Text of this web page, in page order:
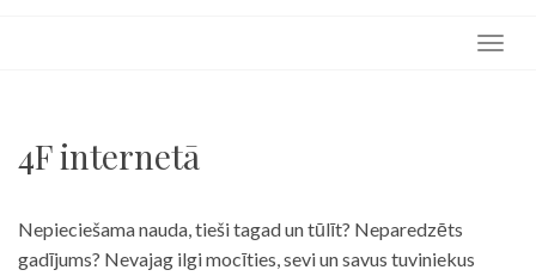
4F internetā
Nepieciešama nauda, tieši tagad un tūlīt? Neparedzēts
gadījums? Nevajag ilgi mocīties, sevi un savus tuviniekus